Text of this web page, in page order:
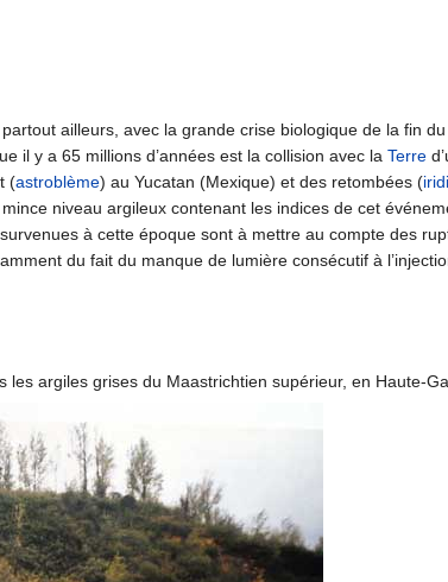
ailleurs, avec la grande crise biologique de la fin
il y a 65 millions d’années est la collision avec la Terre
(astroblème) au Yucatan (Mexique) et des retombées (
niveau argileux contenant les indices de cet
à cette époque sont à mettre au compte des
du fait du manque de lumière consécutif à
argiles grises du Maastrichtien supérieur, en Haute-